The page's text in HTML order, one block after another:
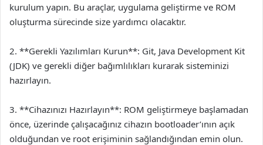
kurulum yapın. Bu araçlar, uygulama geliştirme ve ROM
oluşturma sürecinde size yardımcı olacaktır.
2. **Gerekli Yazılımları Kurun**: Git, Java Development Kit
(JDK) ve gerekli diğer bağımlılıkları kurarak sisteminizi
hazırlayın.
3. **Cihazınızı Hazırlayın**: ROM geliştirmeye başlamadan
önce, üzerinde çalışacağınız cihazın bootloader’ının açık
olduğundan ve root erişiminin sağlandığından emin olun.